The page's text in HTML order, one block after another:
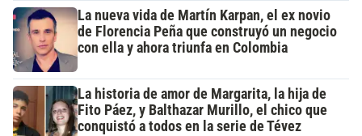
La nueva vida de Martín Karpan, el ex novio
de Florencia Peña que construyó un negocio
con ella y ahora triunfa en Colombia
La historia de amor de Margarita, la hija de
Fito Páez, y Balthazar Murillo, el chico que
conquistó a todos en la serie de Tévez